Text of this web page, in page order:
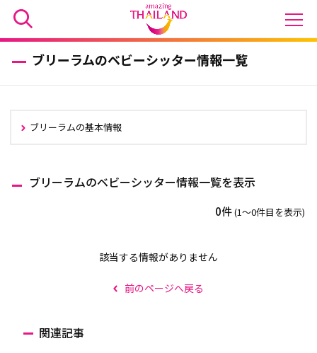
ブリーラムのベビーシッター情報一覧
ブリーラムの基本情報
ブリーラムのベビーシッター情報一覧を表示
0件(1〜0件目を表示)
該当する情報がありません
前のページへ戻る
関連記事